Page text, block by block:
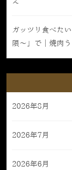
ガッツリ食べた
限〜」で｜焼肉
2026年8月
2026年7月
2026年6月